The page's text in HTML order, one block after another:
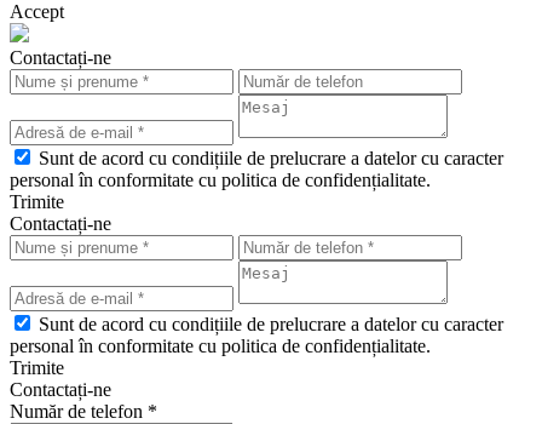
Accept
Contactați-ne
Sunt de acord cu condițiile de prelucrare a datelor cu caracter
personal în conformitate cu politica de confidențialitate.
Trimite
Contactați-ne
Sunt de acord cu condițiile de prelucrare a datelor cu caracter
personal în conformitate cu politica de confidențialitate.
Trimite
Contactați-ne
Număr de telefon *